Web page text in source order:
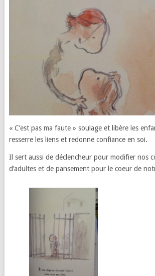
« C’est pas ma faute » soulage et libère les
resserre les liens et redonne confiance en soi.
Il sert aussi de déclencheur pour modifier nos
d’adultes et de pansement pour le coeur de